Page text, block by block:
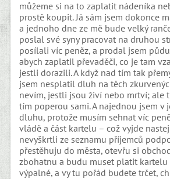
můžeme si na to zaplatit nádeníka
prostě koupit. Já sám jsem dokonce
a jednoho dne ze mě bude velký
poslal své syny pracovat na druhou
posílali víc peněz, a prodal jsem
abych zaplatil převaděči, co je tam
jestli dorazili. A když nad tím tak
jsem nesplatil dluh na těch
nevím, jestli jsou živí nebo mrtví; ale
tím poperou sami. A najednou jsem v
dluhu, protože musím sehnat víc
vládě a část kartelu – což vyjde
nevyškrtli ze seznamu příjemců
přestěhuju do města, otevřu si
zbohatnu a budu muset platit kartelu
výpalné, a vy tu pořád budete trčet,